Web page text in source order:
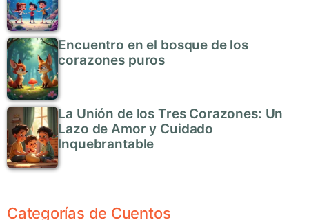
Encuentro en el bosque de los
corazones puros
La Unión de los Tres Corazones: Un
Lazo de Amor y Cuidado
Inquebrantable
Categorías de Cuentos